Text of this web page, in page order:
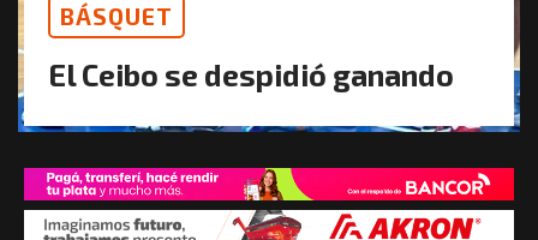
BÁSQUET
El Ceibo se despidió ganando